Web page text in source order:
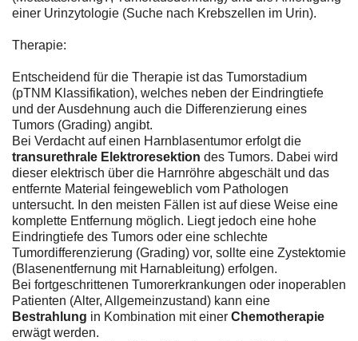
einer Urinzytologie (Suche nach Krebszellen im Urin).
Therapie:
Entscheidend für die Therapie ist das Tumorstadium
(pTNM Klassifikation), welches neben der Eindringtiefe
und der Ausdehnung auch die Differenzierung eines
Tumors (Grading) angibt.
Bei Verdacht auf einen Harnblasentumor erfolgt die
transurethrale Elektroresektion des Tumors. Dabei wird
dieser elektrisch über die Harnröhre abgeschält und das
entfernte Material feingeweblich vom Pathologen
untersucht. In den meisten Fällen ist auf diese Weise eine
komplette Entfernung möglich. Liegt jedoch eine hohe
Eindringtiefe des Tumors oder eine schlechte
Tumordifferenzierung (Grading) vor, sollte eine Zystektomie
(Blasenentfernung mit Harnableitung) erfolgen.
Bei fortgeschrittenen Tumorerkrankungen oder inoperablen
Patienten (Alter, Allgemeinzustand) kann eine
Bestrahlung in Kombination mit einer Chemotherapie
erwägt werden.